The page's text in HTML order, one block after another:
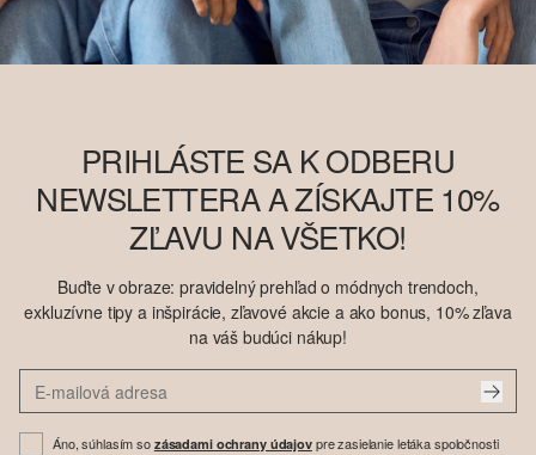
PRIHLÁSTE SA K ODBERU
NEWSLETTERA A ZÍSKAJTE 10%
ZĽAVU NA VŠETKO!
Buďte v obraze: pravidelný prehľad o módnych trendoch,
exkluzívne tipy a inšpirácie, zľavové akcie a ako bonus, 10% zľava
na váš budúci nákup!
Áno, súhlasím so zásadami ochrany údajovpre zasielanie letáka spoločnosti